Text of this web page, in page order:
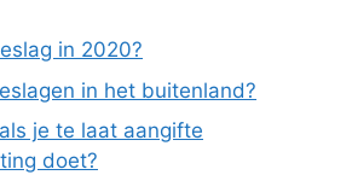
in 2020?
in het buitenland?
je te laat aangifte
doet?